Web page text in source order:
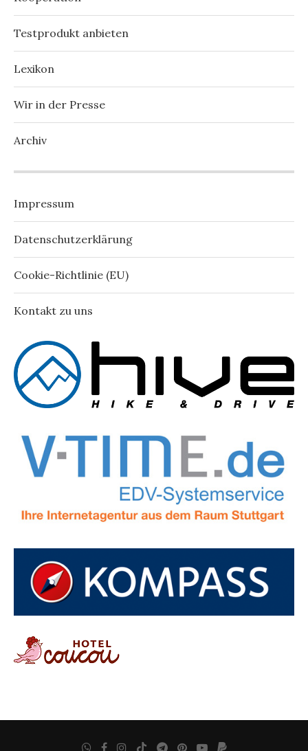
Testprodukt anbieten
Lexikon
Wir in der Presse
Archiv
Impressum
Datenschutzerklärung
Cookie-Richtlinie (EU)
Kontakt zu uns